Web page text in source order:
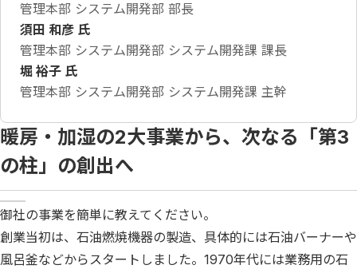
管理本部 システム開発部 部長
須田 和彦 氏
管理本部 システム開発部 システム開発課 課長
堀 裕子 氏
管理本部 システム開発部 システム開発課 主幹
暖房・加湿の2大事業から、次なる「第3
の柱」の創出へ
御社の事業を簡単に教えてください。
創業当初は、石油燃焼機器の製造、具体的には石油バーナーや
風呂釜などからスタートしました。1970年代には業務用の石